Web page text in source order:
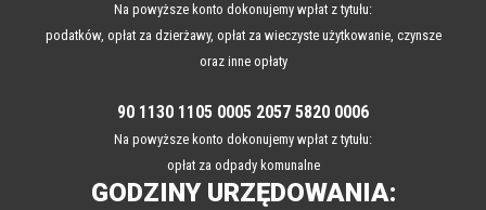
Na powyższe konto dokonujemy wpłat z tytułu:
podatków, opłat za dzierżawy, opłat za wieczyste użytkowanie, czynsze
oraz inne opłaty
90 1130 1105 0005 2057 5820 0006
Na powyższe konto dokonujemy wpłat z tytułu:
opłat za odpady komunalne
GODZINY URZĘDOWANIA: